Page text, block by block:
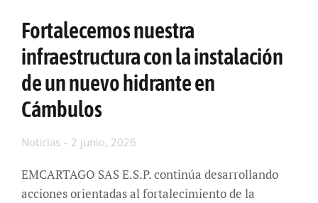
Fortalecemos nuestra
infraestructura con la instalación
de un nuevo hidrante en
Cámbulos
Noticias 2 junio, 2026
EMCARTAGO SAS E.S.P. continúa desarrollando
acciones orientadas al fortalecimiento de la